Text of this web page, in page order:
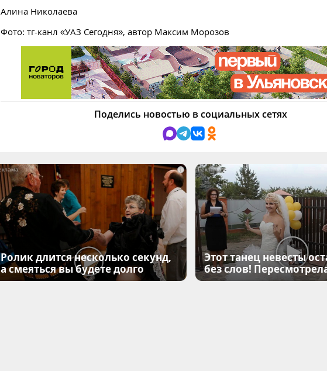
Алина Николаева
Фото: тг-канл «УАЗ Сегодня», автор Максим Морозов
Поделись новостью в социальных сетях
i
Ролик длится несколько секунд,
а смеяться вы будете долго
Этот танец невесты
без слов!